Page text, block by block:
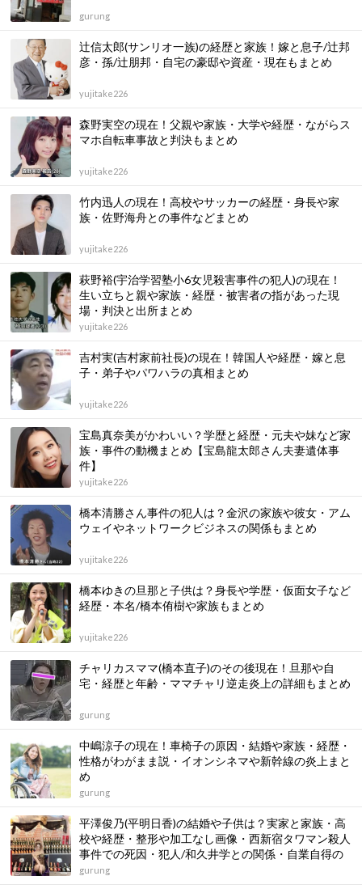
gurung
辻信太郎(サンリオ一族)の経歴と家族！嫁と息子/辻邦
彦・孫/辻朋邦・自宅の豪邸や資産・現在もまとめ
yujitake226
森野実空の現在！父親や家族・大学や経歴・ながらス
マホ自転車事故と判決もまとめ
yujitake226
竹内迅人の現在！高校やサッカーの経歴・身長や家
族・佐野海舟との事件などまとめ
yujitake226
萩野裕(宇治学習塾小6女児殺害事件の犯人)の現在！
生い立ちと親や家族・経歴・被害者の指があった現
場・判決と出所まとめ
yujitake226
吉村実(吉村家前社長)の現在！韓国人や経歴・嫁と息
子・弟子やパワハラの真相まとめ
yujitake226
宝島真奈美がかわいい？学歴と経歴・元夫や妹など家
族・事件の動機まとめ【宝島龍太郎さん夫妻遺体事
件】
yujitake226
橋本清勝さん事件の犯人は？金沢の家族や彼女・アム
ウェイやネットワークビジネスの関係もまとめ
yujitake226
橋本ゆきの旦那と子供は？身長や学歴・仮面女子など
経歴・本名/橋本侑樹や家族もまとめ
yujitake226
チャリカスママ(橋本直子)のその後現在！旦那や自
宅・経歴と年齢・ママチャリ逆走炎上の詳細もまとめ
gurung
中嶋涼子の現在！車椅子の原因・結婚や家族・経歴・
性格がわがまま説・イオンシネマや新幹線の炎上まと
め
gurung
平澤俊乃(平明日香)の結婚や子供は？実家と家族・高
校や経歴・整形や加工なし画像・西新宿タワマン殺人
事件での死因・犯人/和久井学との関係・自業自得の
声まとめ
gurung